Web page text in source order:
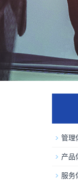
管理
产品
服务